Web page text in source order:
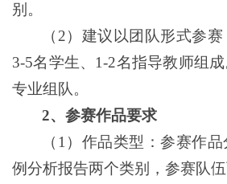
别。
（2）建议以团队形式参
3-5名学生、1-2名指导教师组
专业组队。
2、参赛作品要求
（1）作品类型：参赛作
例分析报告两个类别，参赛队